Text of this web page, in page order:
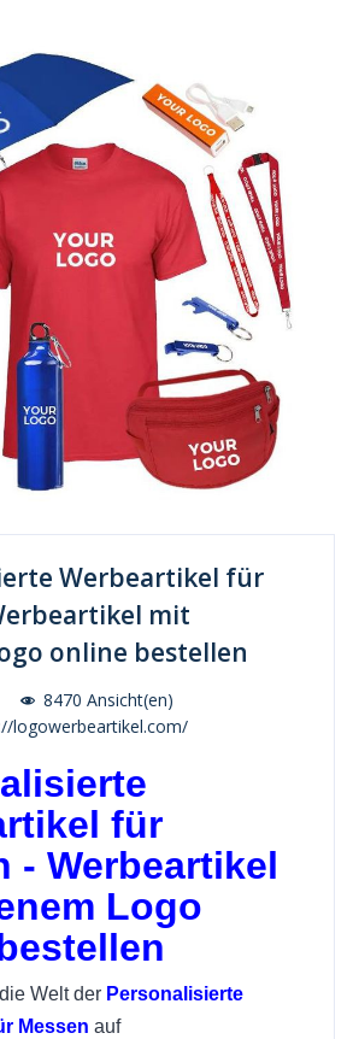
Werbeartikel für
mit
online bestellen
8470 Ansicht(en)
logowerbeartikel.com/
für
- Werbeartikel
Logo
Welt der Personalisierte
Messen auf